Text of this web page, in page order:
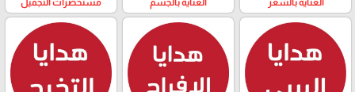
مستحضرات التجميل